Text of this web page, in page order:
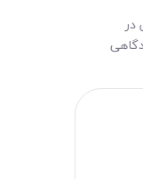
در